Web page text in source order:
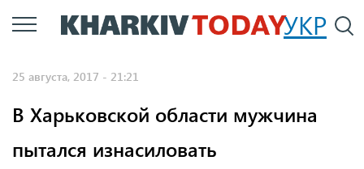
Перейти
к
УКР
25 августа, 2017 - 21:21
В Харьковской области мужчина
пытался изнасиловать